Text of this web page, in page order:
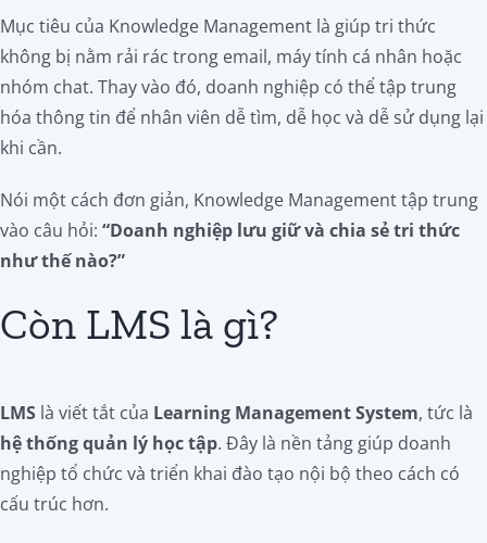
Mục tiêu của Knowledge Management là giúp tri thức
không bị nằm rải rác trong email, máy tính cá nhân hoặc
nhóm chat. Thay vào đó, doanh nghiệp có thể tập trung
hóa thông tin để nhân viên dễ tìm, dễ học và dễ sử dụng lại
khi cần.
Nói một cách đơn giản, Knowledge Management tập trung
vào câu hỏi: “Doanh nghiệp lưu giữ và chia sẻ tri thức
như thế nào?”
Còn LMS là gì?
LMSlà viết tắt của Learning Management System, tức là
hệ thống quản lý học tập. Đây là nền tảng giúp doanh
nghiệp tổ chức và triển khai đào tạo nội bộ theo cách có
cấu trúc hơn.